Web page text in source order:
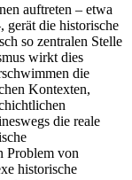
auftreten – etwa
gerät die historische
so zentralen Stelle
wirkt dies
die
Kontexten,
die reale
Problem von
historische